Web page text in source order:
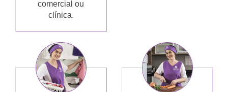
comercial ou
clínica.